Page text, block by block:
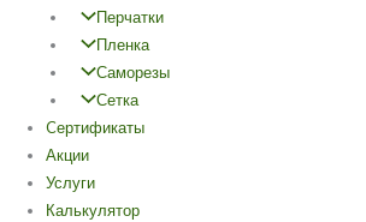
Перчатки
Пленка
Саморезы
Сетка
Cертификаты
Акции
Услуги
Калькулятор